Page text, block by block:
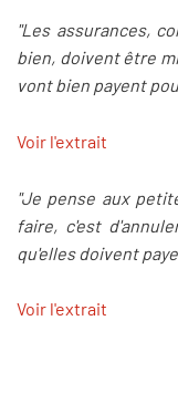
"Les assurances,
bien, doivent être
vont bien payent
Voir l'extrait
"Je pense aux
faire, c'est
qu'elles doivent
Voir l'extrait